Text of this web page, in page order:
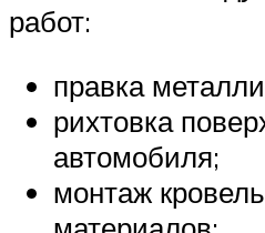
работ:
правка
рихтовка
автомобиля;
монтаж